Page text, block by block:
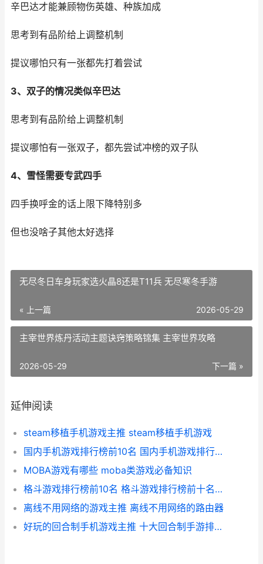
辛巴达才能兼顾物伤英雄、种族加成
思考到有品阶给上调整机制
提议哪怕只有一张都先打着尝试
3、双子的情况类似辛巴达
思考到有品阶给上调整机制
提议哪怕有一张双子，都先尝试冲榜的双子队
4、雪怪需要专武四手
四手换呼金的话上限下降特别多
但也没啥子其他太好选择
无尽冬日车身玩家选火晶8还是T11兵 无尽寒冬手游
« 上一篇 2026-05-29
主宰世界炼丹活动主题诀窍策略锦集 主宰世界攻略
下一篇 »
2026-05-29
延伸阅读
steam移植手机游戏主推 steam移植手机游戏
国内手机游戏排行榜前10名 国内手机游戏排行榜前十名
MOBA游戏有哪些 moba类游戏必备知识
格斗游戏排行榜前10名 格斗游戏排行榜前十名人物图片
离线不用网络的游戏主推 离线不用网络的路由器
好玩的回合制手机游戏主推 十大回合制手游排行榜,一切装备靠打